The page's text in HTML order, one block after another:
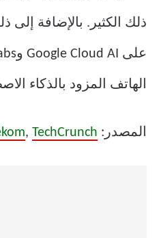
ذلك الكثير. بالإضافة إلى
الهاتف المزود بالذكاء
المصدر: , TechCrunch